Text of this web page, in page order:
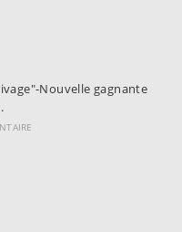
Nouvelle gagnante